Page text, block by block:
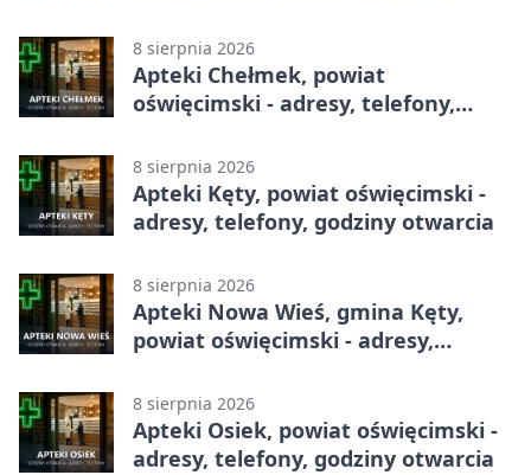
8 sierpnia 2026
Apteki Chełmek, powiat
oświęcimski - adresy, telefony,
8 sierpnia 2026
Apteki Kęty, powiat oświęcimski -
adresy, telefony, godziny otwarcia
8 sierpnia 2026
Apteki Nowa Wieś, gmina Kęty,
powiat oświęcimski - adresy,
8 sierpnia 2026
Apteki Osiek, powiat oświęcimski -
adresy, telefony, godziny otwarcia